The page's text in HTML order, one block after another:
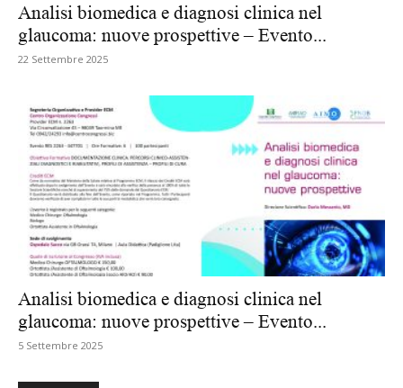
Analisi biomedica e diagnosi clinica nel
glaucoma: nuove prospettive – Evento...
22 Settembre 2025
Analisi biomedica e diagnosi clinica nel
glaucoma: nuove prospettive – Evento...
5 Settembre 2025